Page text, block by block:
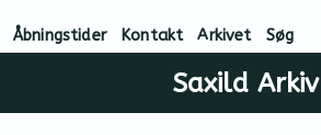
Åbningstider Kontakt Arkivet Søg
Saxild Arkiv